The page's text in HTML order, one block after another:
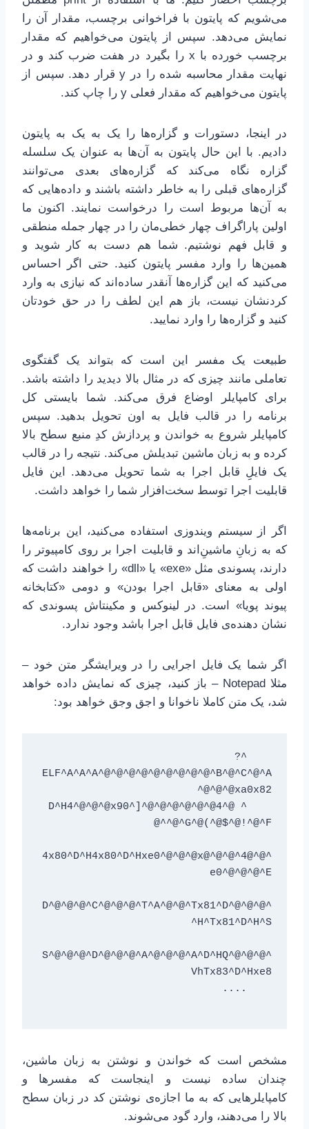
می‌شویم که پایتون با فراخوانی برچسب، مقدار آن را
نمایش می‌دهد. سپس از پایتون می‌خواهیم که مقدار
برچسب خورده با x را بگیرد در هفت ضرب کند و در
نهایت مقدار محاسبه شده را در y قرار دهد. سپس از
پایتون می‌خواهیم که مقدار فعلی y را چاپ کند.
در اینجا، دستورات و گزاره‌ها را یک به یک به پایتون
دادیم. با این حال پایتون به آن‌ها به عنوان یک سلسله
گزاره نگاه می‌کند که گزاره‌های بعدی می‌توانند
گزاره‌های قبلی را به خاطر داشته باشند و داده‌هایی که
به آن‌ها مربوط است را درخواست نمایند. اکنون ما
اولین پاراگراف چهار خطی‌مان را در چهار جمله منطقی
و قابل فهم نوشتیم. شما هم دست به کار شوید و
همین‌ها را وارد مفسر پایتون کنید. حتی اگر احساس
می‌کنید که این گزاره‌ها آنقدر ساده‌اند که نیازی به وارد
کردنشان نیست، باز هم این لطف را در حق خودتان
کنید و گزاره‌ها را وارد نمایید.
طبیعت یک مفسر این است که بتواند یک گفتگوی
تعاملی مانند چیزی که در مثال بالا دیدید را داشته باشد.
برای کامپایلر اوضاع فرق می‌کند. شما بایستی کل
برنامه را در قالب فایل به اون تحویل بدهید. سپس
کامپایلر شروع به خواندن و پردازش کدِ منبع سطح بالا
کرده و به زبان ماشین تبدیلش می‌کند. نتیجه را در قالب
یک فایلِِ قابل اجرا به شما تحویل می‌دهد. این فایل
قابلیت اجرا توسط سخت‌افزار شما را خواهد داشت.
اگر از سیستم ویندوزی استفاده می‌کنید، این برنامه‌ها
که به زبانِ ماشینِ‌اند و قابلیت اجرا بر روی کامپیوتر را
دارند، پسوندی مثل «exe» یا «dll» را خواهند داشت که
اولی به معنای «قابل اجرا بودن» و دومی «کتابخانه
پیوند پویا» است. در لینوکس و مکینتاش پسوندی که
نشان دهنده‌ی فایل قابل اجرا باشد وجود ندارد.
اگر شما یک فایل اجرایی را در ویرایشگر متن خود –
مثلا Notepad – باز کنید، چیزی که نمایش داده خواهد
شد، یک متن کاملا ناخوانا و اجق وجق خواهد بود:
    ^?
ELF^A^A^A^@^@^@^@^@^@^@^@^@^B^@^C^@^A
    ^D^H4^@^@^@x90^]^@^@^@^@^@^@4^@
^@^@4^@^@^@4x80^D^H4x80^D^Hxe0^@^@^@x
^@^@^@^D^@^@^@^C^@^@^@^T^A^@^@^Tx81^D
^@^@^@^S^@^@^@^D^@^@^@^A^@^@^@^A^D^HQ
مشخص است که خواندن و نوشتن به زبان ماشین،
چندان ساده نیست و اینجاست که مفسرها و
کامپایلرهایی که به ما اجازه‌ی نوشتن کد در زبان سطح
بالا را می‌دهند، وارد گود می‌شوند.